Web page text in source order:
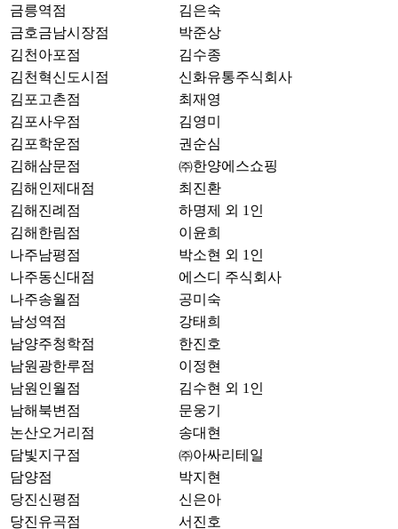
금릉역점
김은숙
금호금남시장점
박준상
김천아포점
김수종
김천혁신도시점
신화유통주식회사
김포고촌점
최재영
김포사우점
김영미
김포학운점
권순심
김해삼문점
㈜한양에스쇼핑
김해인제대점
최진환
김해진례점
하명제 외 1인
김해한림점
이윤희
나주남평점
박소현 외 1인
나주동신대점
에스디 주식회사
나주송월점
공미숙
남성역점
강태희
남양주청학점
한진호
남원광한루점
이정현
남원인월점
김수현 외 1인
남해북변점
문웅기
논산오거리점
송대현
담빛지구점
㈜아싸리테일
담양점
박지현
당진신평점
신은아
당진유곡점
서진호